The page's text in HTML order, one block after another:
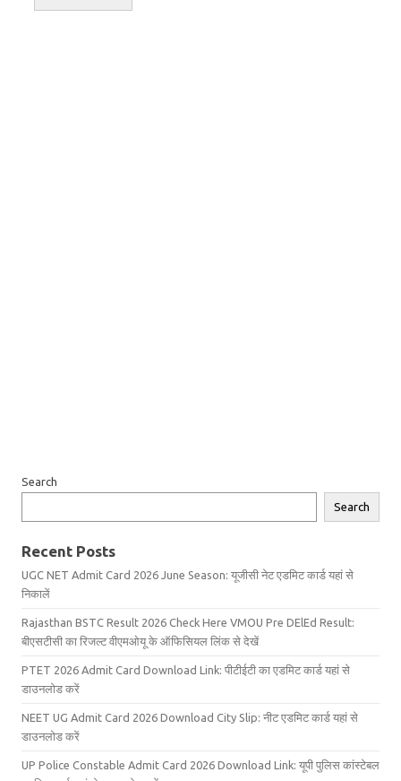
Search
Search
Recent Posts
UGC NET Admit Card 2026 June Season: यूजीसी नेट एडमिट कार्ड यहां से
निकालें
Rajasthan BSTC Result 2026 Check Here VMOU Pre DElEd Result:
बीएसटीसी का रिजल्ट वीएमओयू के ऑफिसियल लिंक से देखें
PTET 2026 Admit Card Download Link: पीटीईटी का एडमिट कार्ड यहां से
डाउनलोड करें
NEET UG Admit Card 2026 Download City Slip: नीट एडमिट कार्ड यहां से
डाउनलोड करें
UP Police Constable Admit Card 2026 Download Link: यूपी पुलिस कांस्टेबल